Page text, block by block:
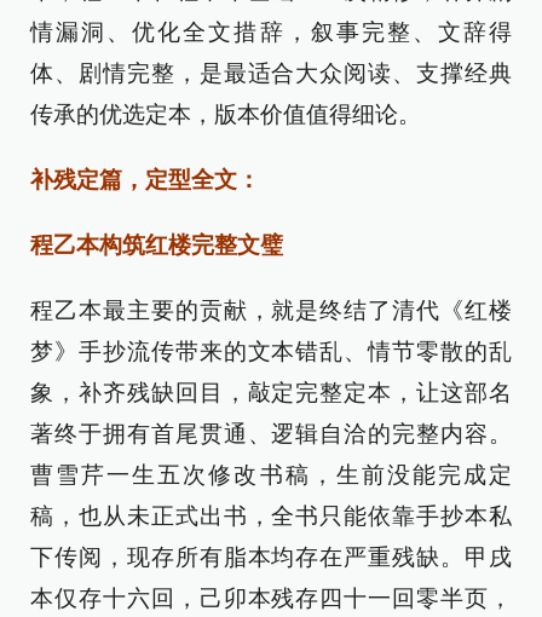
情漏洞、优化全文措辞，叙事完整、文辞得
体、剧情完整，是最适合大众阅读、支撑经典
传承的优选定本，版本价值值得细论。
补残定篇，定型全文：
程乙本构筑红楼完整文璧
程乙本最主要的贡献，就是终结了清代《红楼
梦》手抄流传带来的文本错乱、情节零散的乱
象，补齐残缺回目，敲定完整定本，让这部名
著终于拥有首尾贯通、逻辑自洽的完整内容。
曹雪芹一生五次修改书稿，生前没能完成定
稿，也从未正式出书，全书只能依靠手抄本私
下传阅，现存所有脂本均存在严重残缺。甲戌
本仅存十六回，己卯本残存四十一回零半页，